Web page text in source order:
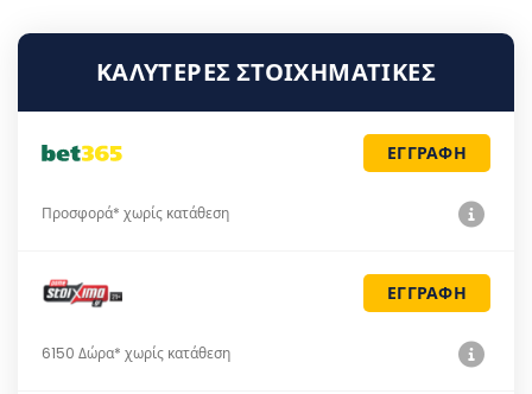
ΚΑΛΎΤΕΡΕΣ ΣΤΟΙΧΗΜΑΤΙΚΈΣ
ΕΓΓΡΑΦΗ
Προσφορά* χωρίς κατάθεση
ΕΓΓΡΑΦΗ
6150 Δώρα* χωρίς κατάθεση